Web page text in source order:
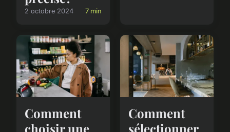
2 octobre 2024 7 min
Comment
choisir une
Comment
sélectionner